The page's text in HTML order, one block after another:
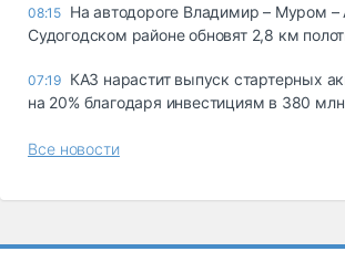
08:15 На автодороге Владимир – Муром –
Судогодском районе обновят 2,8 км
07:19 КАЗ нарастит выпуск стартерных
на 20% благодаря инвестициям в 380
Все новости